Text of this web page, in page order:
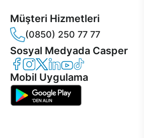
Müşteri Hizmetleri
(0850) 250 77 77
Sosyal Medyada Casper
Casper Facebook
Casper Instagram
Casper Twitter
Casper LinkedIn
Casper YouTube
Casper TikTok
Mobil Uygulama